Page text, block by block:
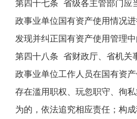
第四十七条 省级各主管部门应
政事业单位国有资产使用情况
发现并纠正国有资产使用管理中
第四十八条 省财政厅、省机关
政事业单位工作人员在国有资产
存在滥用职权、玩忽职守、徇
为的，依法追究相应责任；构